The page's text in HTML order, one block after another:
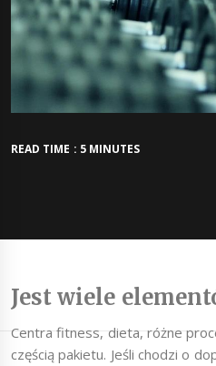
READ TIME : 5 MINUTES
Jest wiele
Centra fitness, dieta, różne
częścią pakietu. Jeśli chodzi o